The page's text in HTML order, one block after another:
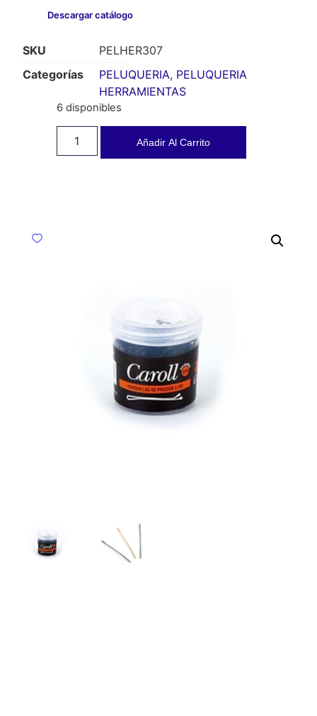
Descargar catálogo
SKU
PELHER307
Categorías
PELUQUERIA, PELUQUERIA
HERRAMIENTAS
6 disponibles
Añadir Al Carrito